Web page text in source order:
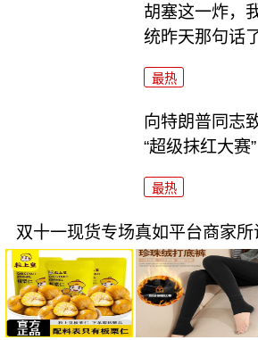
胡塞这一炸，
统昨天那句话
最热
向特朗普同志
“超级抹红大赛”
最热
双十一现货专场真如平台商家所